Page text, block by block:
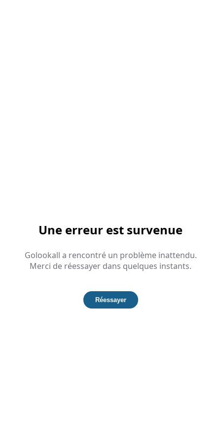
Une erreur est survenue
Golookall a rencontré un problème inattendu.
Merci de réessayer dans quelques instants.
Réessayer